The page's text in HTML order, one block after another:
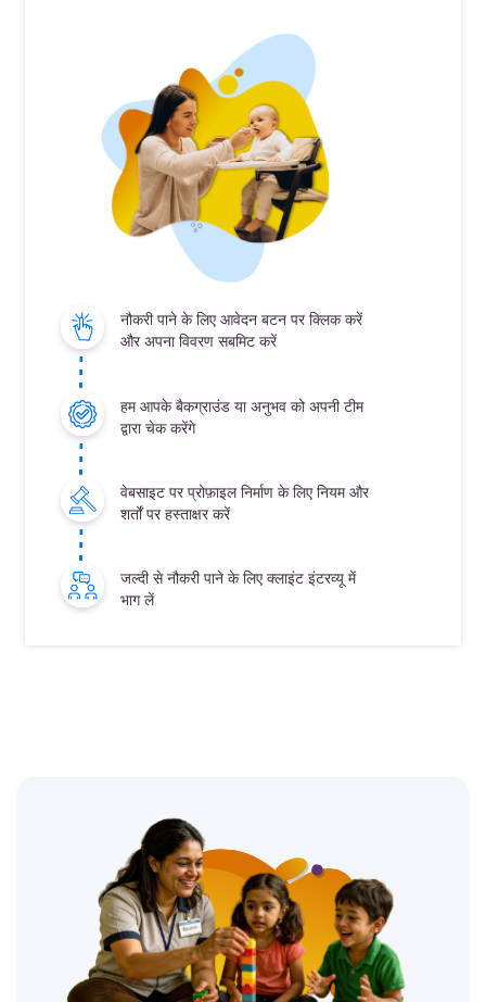
नौकरी पाने के लिए आवेदन बटन पर क्लिक करें
और अपना विवरण सबमिट करें
हम आपके बैकग्राउंड या अनुभव को अपनी टीम
द्वारा चेक करेंगे
वेबसाइट पर प्रोफ़ाइल निर्माण के लिए नियम और
शर्तों पर हस्ताक्षर करें
जल्दी से नौकरी पाने के लिए क्लाइंट इंटरव्यू में
भाग लें